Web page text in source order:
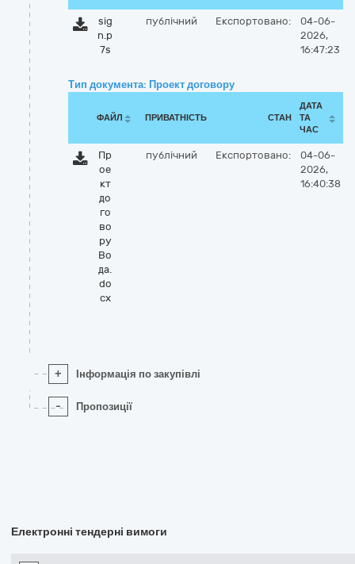
sig
n.p
7s
публічний Експортовано:
04-06-
2026,
16:47:23
Тип документа: Проект договору
ФАЙЛ ПРИВАТНІСТЬ СТАН
ДАТА
ТА
ЧАС
Пр
ое
кт
до
го
во
ру
Во
да.
do
cx
публічний Експортовано:
04-06-
2026,
16:40:38
+ Інформація по закупівлі
- Пропозиції
Електронні тендерні вимоги